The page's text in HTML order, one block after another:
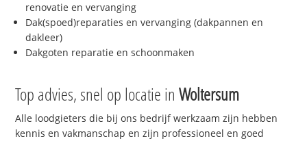
renovatie en vervanging
Dak(spoed)reparaties en vervanging (dakpannen en
dakleer)
Dakgoten reparatie en schoonmaken
Top advies, snel op locatie inWoltersum
Alle loodgieters die bij ons bedrijf werkzaam zijn hebben
kennis en vakmanschap en zijn professioneel en goed